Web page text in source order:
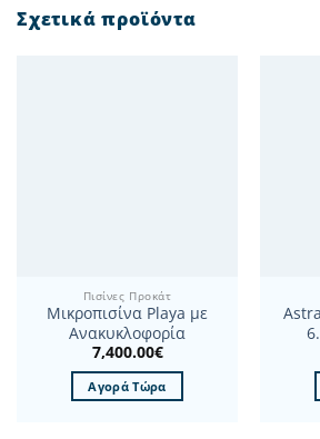
Σχετικά προϊόντα
Πισίνες Προκάτ
Μικροπισίνα Playa με
Ανακυκλοφορία
7,400.00€
Αγορά Τώρα